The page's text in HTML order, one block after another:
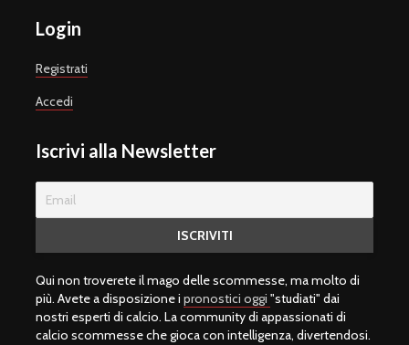
Login
Registrati
Accedi
Iscrivi alla Newsletter
Qui non troverete il mago delle scommesse, ma molto di
più. Avete a disposizione i pronostici oggi "studiati" dai
nostri esperti di calcio. La community di appassionati di
calcio scommesse che gioca con intelligenza, divertendosi.